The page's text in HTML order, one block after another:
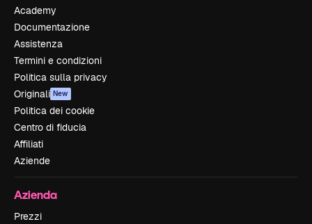
Academy
Documentazione
Assistenza
Termini e condizioni
Politica sulla privacy
Originali New
Politica dei cookie
Centro di fiducia
Affiliati
Aziende
Azienda
Prezzi